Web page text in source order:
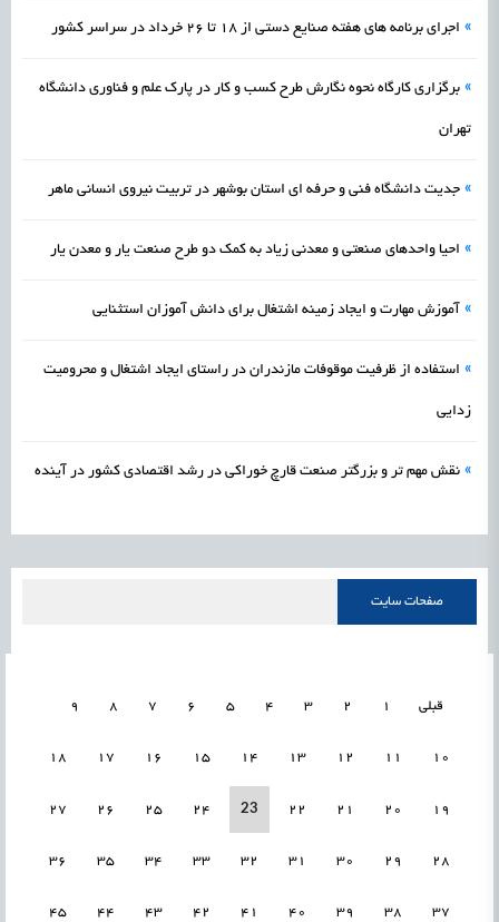
» اجرای برنامه های هفته صنایع دستی از 18 تا 26 خرداد در سراسر کشور
» برگزاری کارگاه نحوه نگارش طرح کسب و کار در پارک علم و فناوری دانشگاه
تهران
» جدیت دانشگاه فنی و حرفه ای استان بوشهر در تربیت نیروی انسانی ماهر
» احیا واحدهای صنعتی و معدنی زیاد به کمک دو طرح صنعت یار و معدن یار
» آموزش مهارت و ایجاد زمینه اشتغال برای دانش آموزان استثنایی
» استفاده از ظرفیت موقوفات مازندران در راستای ایجاد اشتغال و محرومیت
زدایی
» نقش مهم تر و بزرگتر صنعت قارچ خوراکی در رشد اقتصادی کشور در آینده
صفحات سایت
قبلی 1
2
3
4
5
6
7
8
9
10
11
12
13
14
15
16
17
18
19
20
21
22
23
24
25
26
27
28
29
30
31
32
33
34
35
36
37
38
39
40
41
42
43
44
45